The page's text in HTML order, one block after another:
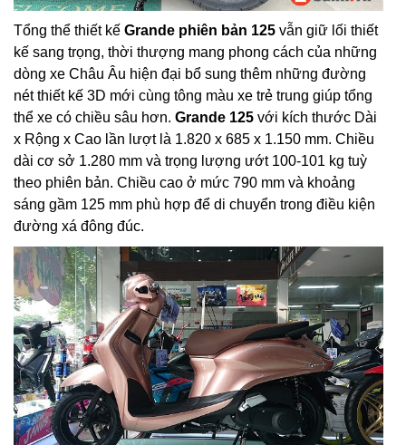
Tổng thể thiết kế Grande phiên bản 125 vẫn giữ lối thiết
kế sang trọng, thời thượng mang phong cách của những
dòng xe Châu Âu hiện đại bổ sung thêm những đường
nét thiết kế 3D mới cùng tông màu xe trẻ trung giúp tổng
thể xe có chiều sâu hơn. Grande 125 với kích thước Dài
x Rộng x Cao lần lượt là 1.820 x 685 x 1.150 mm. Chiều
dài cơ sở 1.280 mm và trọng lượng ướt 100-101 kg tuỳ
theo phiên bản. Chiều cao ở mức 790 mm và khoảng
sáng gầm 125 mm phù hợp để di chuyển trong điều kiện
đường xá đông đúc.